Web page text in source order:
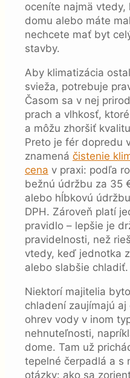
oceníte najmä
domu alebo máte
nechcete mať byt
stavby.
Aby klimatizácia
svieža, potrebuje
Časom sa v nej
prach a vlhkosť,
a môžu zhoršiť
Preto je fér dopredu
znamená čistenie
cena v praxi: podľa
bežnú údržbu za 35
alebo hĺbkovú
DPH. Zároveň platí
pravidlo – lepšie je
pravidelnosti, než
vtedy, keď jednotka
alebo slabšie chladiť.
Niektorí majitelia
chladení zaujímajú aj
ohrev vody v inom
nehnuteľnosti,
dome. Tam už
tepelné čerpadlá a s
otázky: ako sa